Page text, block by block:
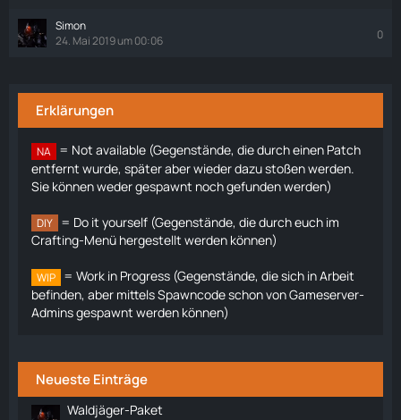
Simon
24. Mai 2019 um 00:06
0
Erklärungen
NA = Not available (Gegenstände, die durch einen Patch
entfernt wurde, später aber wieder dazu stoßen werden.
Sie können weder gespawnt noch gefunden werden)
DIY = Do it yourself (Gegenstände, die durch euch im
Crafting-Menü hergestellt werden können)
WIP = Work in Progress (Gegenstände, die sich in Arbeit
befinden, aber mittels Spawncode schon von Gameserver-
Admins gespawnt werden können)
Neueste Einträge
Waldjäger-Paket